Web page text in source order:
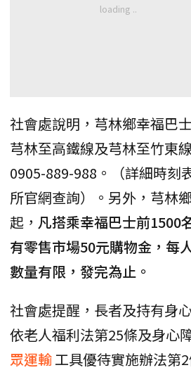
社會處說明，芎林鄉幸福巴
芎林至高鐵線及芎林至竹東
0905-889-988。（詳細時刻
所官網查詢）。另外，芎林
起， 凡搭乘幸福巴士前1500
有零售市場50元購物金，每
數量有限，發完為止。
社會處提醒，長者及持有身
依老人福利法第25條及身心
眾運輸工具優待實施辦法第